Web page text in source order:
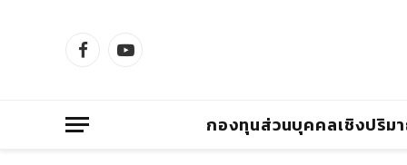
FacebookYouTube
กองทุนส่วนบุคคลเชิงปริม